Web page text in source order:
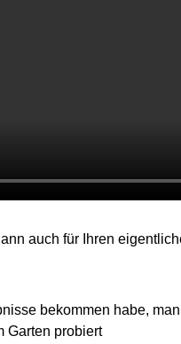
auch für Ihren
bekommen habe,
Garten probiert